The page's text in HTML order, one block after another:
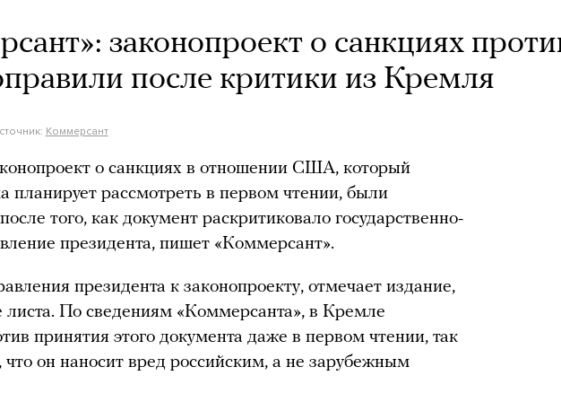
законопроект о санкциях
после критики из Кремля
Коммерсант
о санкциях в отношении США, который
планирует рассмотреть в первом чтении, были
того, как документ раскритиковало государственно-
президента, пишет «Коммерсант».
президента к законопроекту, отмечает издание,
листа. По сведениям «Коммерсанта», в Кремле
принятия этого документа даже в первом чтении, так
что он наносит вред российским, а не зарубежным